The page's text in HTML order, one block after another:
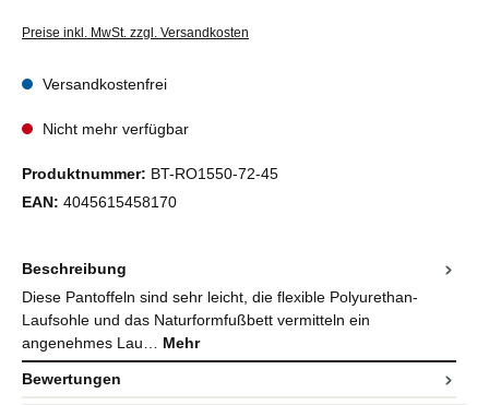
Preise inkl. MwSt. zzgl. Versandkosten
Versandkostenfrei
Nicht mehr verfügbar
Produktnummer: BT-RO1550-72-45
EAN: 4045615458170
Beschreibung
Diese Pantoffeln sind sehr leicht, die flexible Polyurethan-
Laufsohle und das Naturformfußbett vermitteln ein
angenehmes Lau… Mehr
Bewertungen